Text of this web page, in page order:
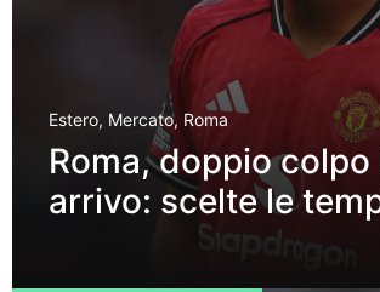
Estero, Mercato, Roma
Roma, doppio colpo
arrivo: scelte le